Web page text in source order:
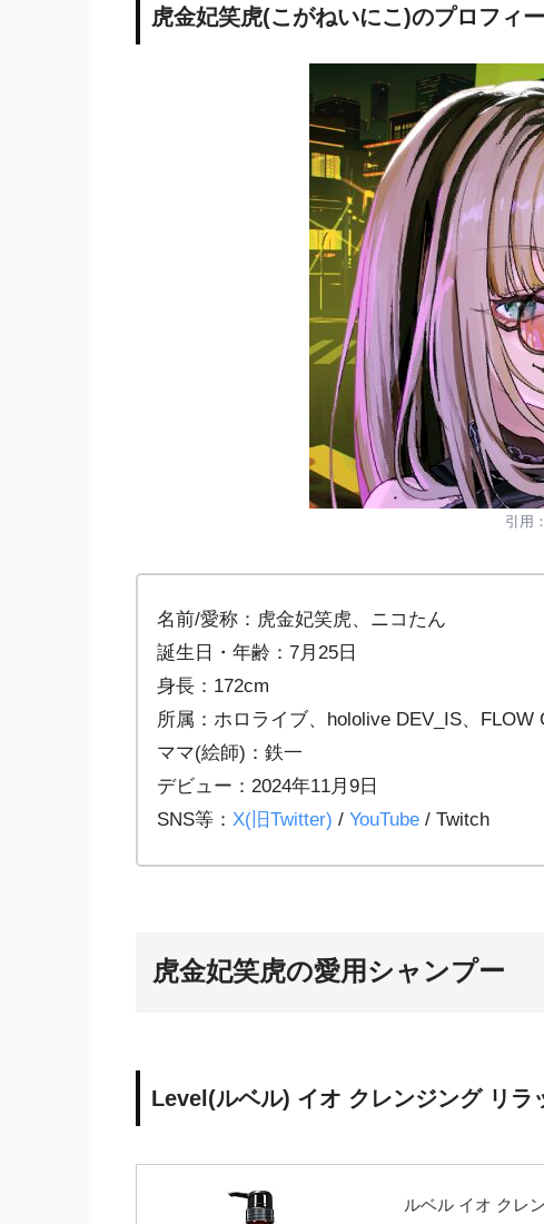
虎金妃笑虎(こがねいにこ)のプロフィ
引用
名前/愛称：虎金妃笑虎、ニコたん
誕生日・年齢：7月25日
身長：172cm
所属：ホロライブ、hololive DEV_IS、FLOW
ママ(絵師)：鉄一
デビュー：2024年11月9日
SNS等： X(旧Twitter) / YouTube/ Twitch
虎金妃笑虎の愛用シャンプー
Level(ルベル) イオ クレンジング リラ
ルベル イオ クレ